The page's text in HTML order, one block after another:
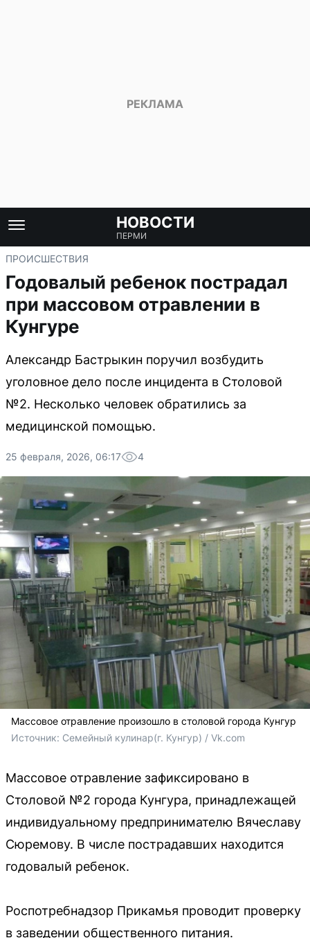
НОВОСТИ
ПЕРМИ
ПРОИСШЕСТВИЯ
Годовалый ребенок пострадал
при массовом отравлении в
Кунгуре
Александр Бастрыкин поручил возбудить
уголовное дело после инцидента в Столовой
№2. Несколько человек обратились за
медицинской помощью.
25 февраля, 2026, 06:17 4
Массовое отравление произошло в столовой города Кунгур
Источник: Семейный кулинар(г. Кунгур) / Vk.com
Массовое отравление зафиксировано в
Столовой №2 города Кунгура, принадлежащей
индивидуальному предпринимателю Вячеславу
Сюремову. В числе пострадавших находится
годовалый ребенок.
Роспотребнадзор Прикамья проводит проверку
в заведении общественного питания.